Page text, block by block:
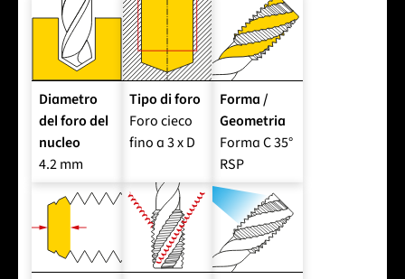
Diametro
del foro del
nucleo
4.2 mm
Tipo di foro
Foro cieco
fino a 3 x D
Forma /
Geometria
Forma C 35°
RSP